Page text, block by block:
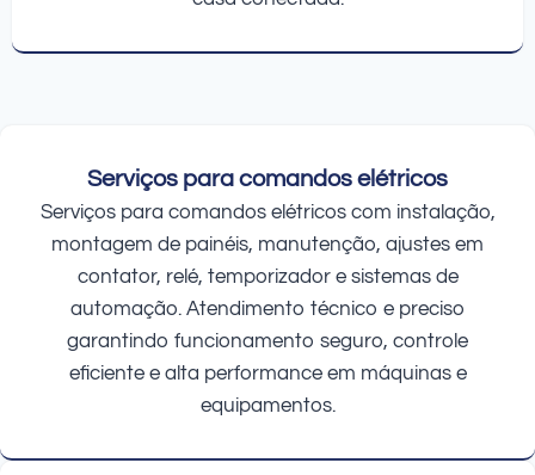
Serviços para comandos elétricos
Serviços para comandos elétricos com instalação,
montagem de painéis, manutenção, ajustes em
contator, relé, temporizador e sistemas de
automação. Atendimento técnico e preciso
garantindo funcionamento seguro, controle
eficiente e alta performance em máquinas e
equipamentos.